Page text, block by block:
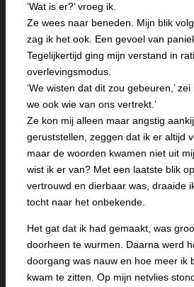
‘Wat is er?’ vroeg ik.
Ze wees naar beneden. Mijn blik
zag ik het ook. Een gevoel van
Tegelijkertijd ging mijn verstand in
overlevingsmodus.
‘We wisten dat dit zou gebeuren,’ zei
we ook wie van ons vertrekt.’
Ze kon mij alleen maar angstig
geruststellen, zeggen dat ik er altijd
maar de woorden kwamen niet uit
wist ik er van? Met een laatste blik
vertrouwd en dierbaar was, draaide
tocht naar het onbekende.
Het gat dat ik had gemaakt, was
doorheen te wurmen. Daarna werd
doorgang was nauw en hoe meer ik
kwam te zitten. Op mijn netvlies